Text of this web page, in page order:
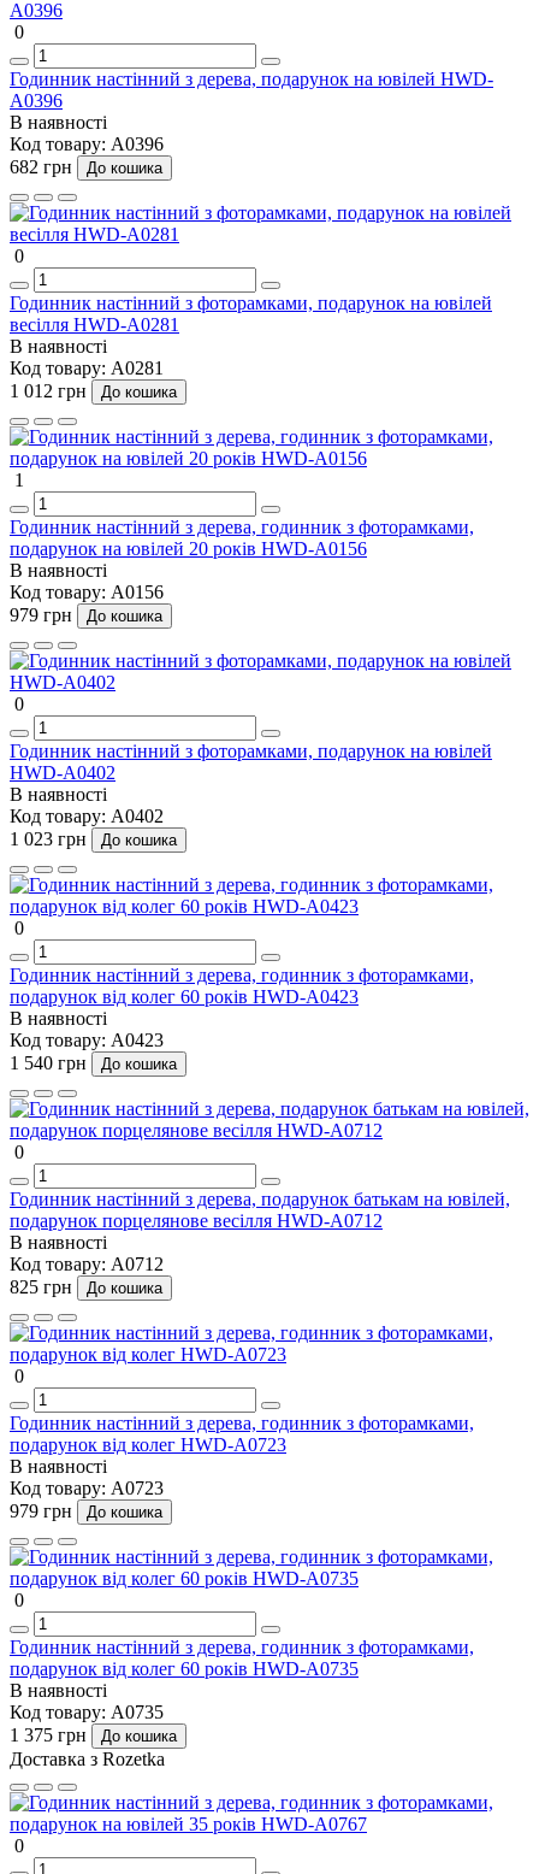
0
Годинник настінний з дерева, подарунок на ювілей HWD-
A0396
В наявності
Код товару: A0396
682 грн
До кошика
0
Годинник настінний з фоторамками, подарунок на ювілей
весілля HWD-A0281
В наявності
Код товару: A0281
1 012 грн
До кошика
1
Годинник настінний з дерева, годинник з фоторамками,
подарунок на ювілей 20 років HWD-A0156
В наявності
Код товару: A0156
979 грн
До кошика
0
Годинник настінний з фоторамками, подарунок на ювілей
HWD-A0402
В наявності
Код товару: A0402
1 023 грн
До кошика
0
Годинник настінний з дерева, годинник з фоторамками,
подарунок від колег 60 років HWD-A0423
В наявності
Код товару: A0423
1 540 грн
До кошика
0
Годинник настінний з дерева, подарунок батькам на ювілей,
подарунок порцелянове весілля HWD-A0712
В наявності
Код товару: A0712
825 грн
До кошика
0
Годинник настінний з дерева, годинник з фоторамками,
подарунок від колег HWD-A0723
В наявності
Код товару: A0723
979 грн
До кошика
0
Годинник настінний з дерева, годинник з фоторамками,
подарунок від колег 60 років HWD-A0735
В наявності
Код товару: A0735
1 375 грн
До кошика
Доставка з Rozetka
0